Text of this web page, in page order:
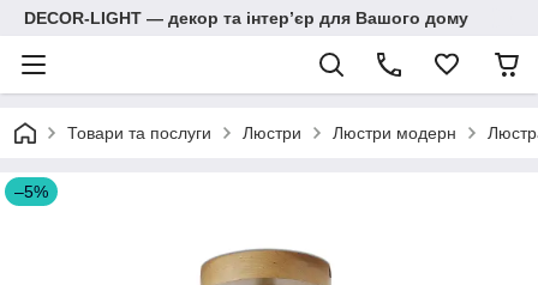
DECOR-LIGHT — декор та інтерʼєр для Вашого дому
Товари та послуги Люстри Люстри модерн
–5%